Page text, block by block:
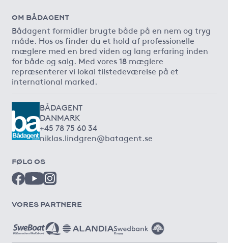
OM BÅDAGENT
Bådagent formidler brugte både på en nem og tryg
måde. Hos os finder du et hold af professionelle
mæglere med en bred viden og lang erfaring inden
for både og salg. Med vores 18 mæglere
repræsenterer vi lokal tilstedeværelse på et
international marked.
BÅDAGENT
DANMARK
+45 78 75 60 34
niklas.lindgren@batagent.se
FØLG OS
VORES PARTNERE